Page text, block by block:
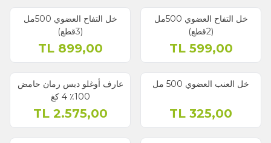
خل التفاح العضوي 500مل
(2قطع)
599,00
TL
خل التفاح العضوي 500مل
(3قطع)
899,00
TL
خل العنب العضوي 500 مل
325,00
نفذ
عارف أوغلو دبس رمان حامض
100٪ ‏4 كغ
2.575,00
TL
نفذ نفذ